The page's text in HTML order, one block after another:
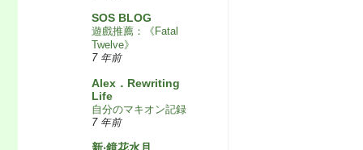
SOS BLOG
遊戲推薦：《Fatal
Twelve》
7 年前
Alex．Rewriting
Life
自分のマキオン記録
7 年前